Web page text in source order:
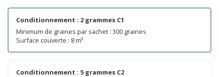
Conditionnement : 2 grammes C1
Minimum de graines par sachet : 300 graines
Surface couverte : 8 m²
Conditionnement : 5 grammes C2